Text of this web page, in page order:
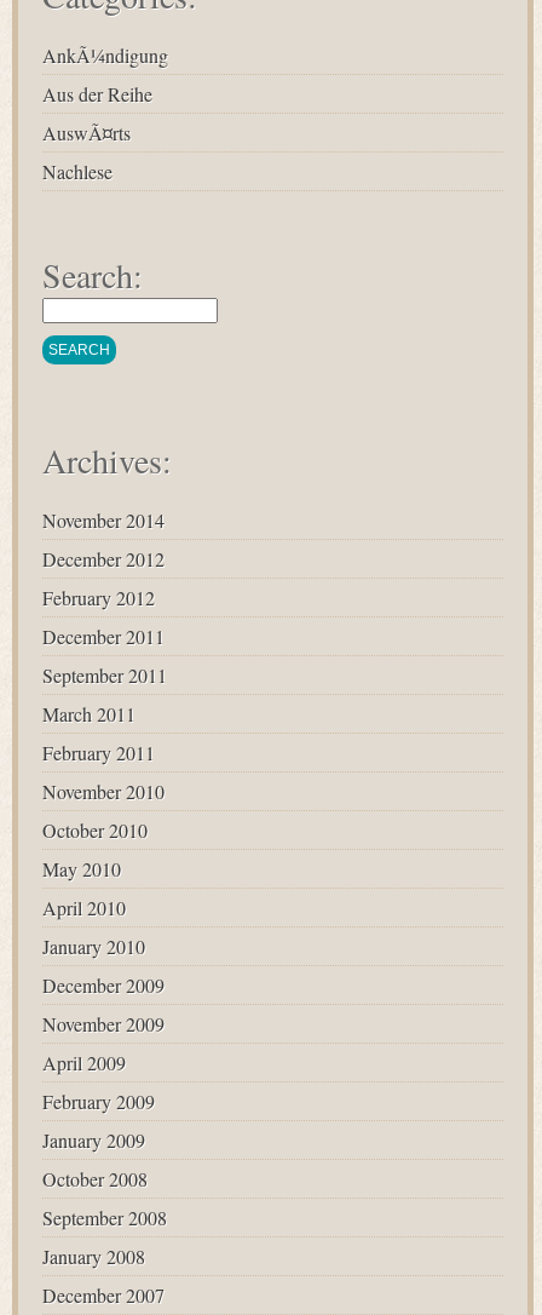
AnkÃ¼ndigung
Aus der Reihe
AuswÃ¤rts
Nachlese
Search:
Archives:
November 2014
December 2012
February 2012
December 2011
September 2011
March 2011
February 2011
November 2010
October 2010
May 2010
April 2010
January 2010
December 2009
November 2009
April 2009
February 2009
January 2009
October 2008
September 2008
January 2008
December 2007